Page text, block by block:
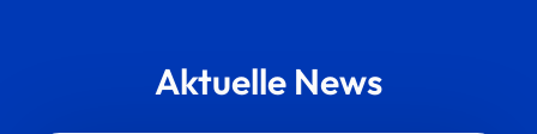
Aktuelle News